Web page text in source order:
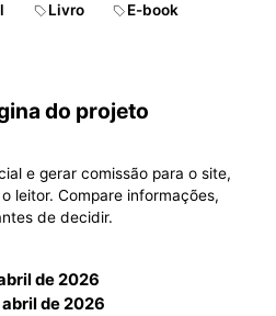
Livro E-book
do projeto
e gerar comissão para o site,
leitor. Compare informações,
de decidir.
de 2026
abril de 2026